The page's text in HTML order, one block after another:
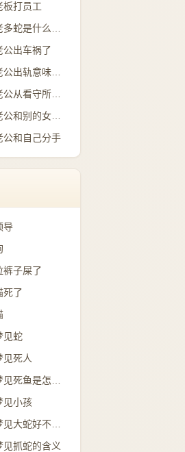
板打员工
公出车祸了
老公出轨意味着什么
老公从看守所回来
老公和别的女人吃饭
公和自己分手
导
裤子屎了
死了
见蛇
见死人
见小孩
梦见大蛇好不好？
见抓蛇的含义